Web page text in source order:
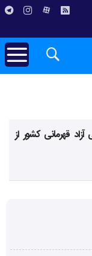
قهرمانی کشور از